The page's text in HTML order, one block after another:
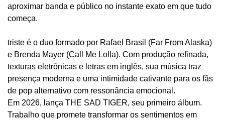
aproximar banda e público no instante exato em que tudo
começa.
triste é o duo formado por Rafael Brasil (Far From Alaska)
e Brenda Mayer (Call Me Lolla). Com produção refinada,
texturas eletrônicas e letras em inglês, sua música traz
presença moderna e uma intimidade cativante para os fãs
de pop alternativo com ressonância emocional.
Em 2026, lança THE SAD TIGER, seu primeiro álbum.
Trabalho que promete transformar os sentimentos em